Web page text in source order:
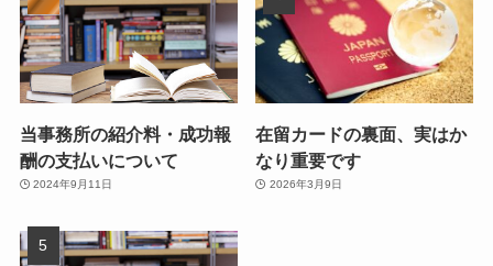
当事務所の紹介料・成功報
酬の支払いについて
2024年9月11日
在留カードの裏面、実はか
なり重要です
2026年3月9日